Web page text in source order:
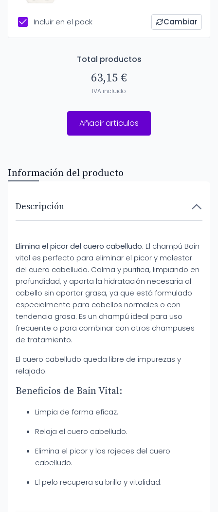
Incluir en el pack Cambiar
Total productos
63,15 €
IVA incluido
Añadir artículos
Información del producto
Descripción
Elimina el picor del cuero cabelludo. El champú Bain
vital es perfecto para eliminar el picor y malestar
del cuero cabelludo. Calma y purifica, limpiando en
profundidad, y aporta la hidratación necesaria al
cabello sin aportar grasa, ya que está formulado
especialmente para cabellos normales o con
tendencia grasa. Es un champú ideal para uso
frecuente o para combinar con otros champuses
de tratamiento.
El cuero cabelludo queda libre de impurezas y
relajado.
Beneficios de Bain Vital:
Limpia de forma eficaz.
Relaja el cuero cabelludo.
Elimina el picor y las rojeces del cuero
cabelludo.
El pelo recupera su brillo y vitalidad.